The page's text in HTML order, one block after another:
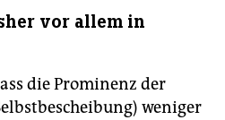
vor allem in
die Prominenz der
weniger